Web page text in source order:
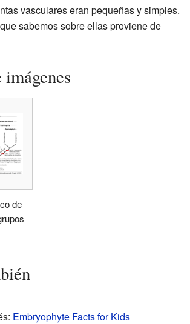
vasculares eran pequeñas y simples.
sabemos sobre ellas proviene de
de
Embryophyte Facts for Kids